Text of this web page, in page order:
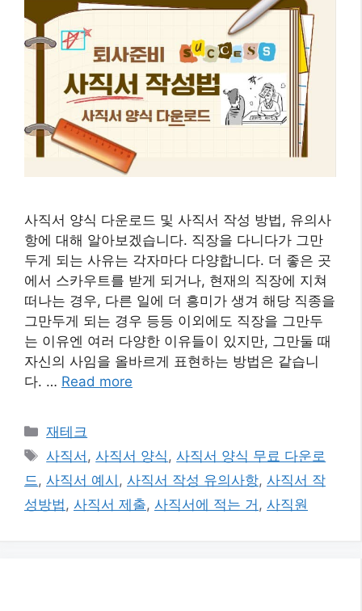
사직서 양식 다운로드 및 사직서 작성 방법, 유의사
항에 대해 알아보겠습니다. 직장을 다니다가 그만
두게 되는 사유는 각자마다 다양합니다. 더 좋은 곳
에서 스카우트를 받게 되거나, 현재의 직장에 지쳐
떠나는 경우, 다른 일에 더 흥미가 생겨 해당 직종을
그만두게 되는 경우 등등 이외에도 직장을 그만두
는 이유엔 여러 다양한 이유들이 있지만, 그만둘 때
자신의 사임을 올바르게 표현하는 방법은 같습니
다. … Read more
카
테
리
재테크
태
그
사직서 ,사직서 양식,사직서 양식 무료 다운로
드, 사직서 예시 , 사직서 작성 유의사항, 사직서 작
성방법, 사직서 제출, 사직서에 적는 거 , 사직원